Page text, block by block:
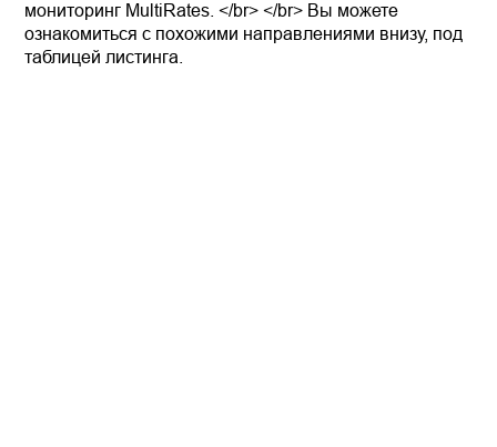
мониторинг MultiRates. </br> </br> Вы можете
ознакомиться с похожими направлениями внизу, под
таблицей листинга.